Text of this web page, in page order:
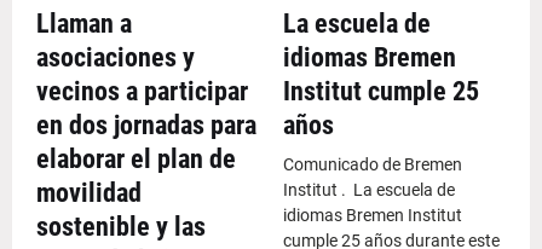
Llaman a
asociaciones y
vecinos a participar
en dos jornadas para
elaborar el plan de
movilidad
sostenible y las
La escuela de
idiomas Bremen
Institut cumple 25
años
Comunicado de Bremen
Institut . La escuela de
idiomas Bremen Institut
cumple 25 años durante este